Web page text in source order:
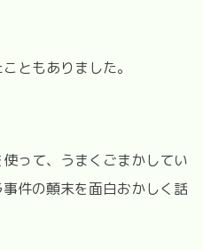
ともありました。
って、うまくごまかしてい
件の顛末を面白おかしく話